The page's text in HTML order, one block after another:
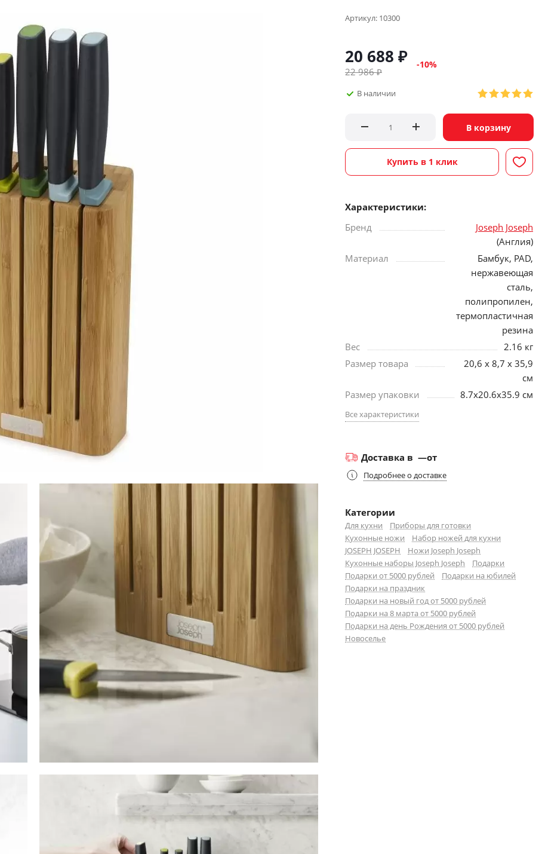
Артикул: 10300
20 688 ₽
22 986₽
-10%
В наличии
В корзину
Купить в 1 клик
Характеристики:
Бренд
Joseph Joseph
(Англия)
Материал
Бамбук, PAD,
нержавеющая
сталь,
полипропилен,
термопластичная
резина
Вес
2.16 кг
Размер товара
20,6 x 8,7 x 35,9
см
Размер упаковки
8.7х20.6х35.9 см
Все характеристики
Доставка в —от
Подробнее о доставке
Категории
Для кухни
Приборы для готовки
Кухонные ножи
Набор ножей для кухни
JOSEPH JOSEPH
Ножи Joseph Joseph
Кухонные наборы Joseph Joseph
Подарки
Подарки от 5000 рублей
Подарки на юбилей
Подарки на праздник
Подарки на новый год от 5000 рублей
Подарки на 8 марта от 5000 рублей
Подарки на день Рождения от 5000 рублей
Новоселье